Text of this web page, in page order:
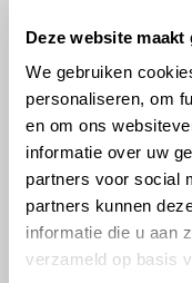
Deze website
We gebruiken
personaliseren, om
en om ons
informatie over uw
partners voor social
partners kunnen
informatie die u aan
verzameld op basis
700